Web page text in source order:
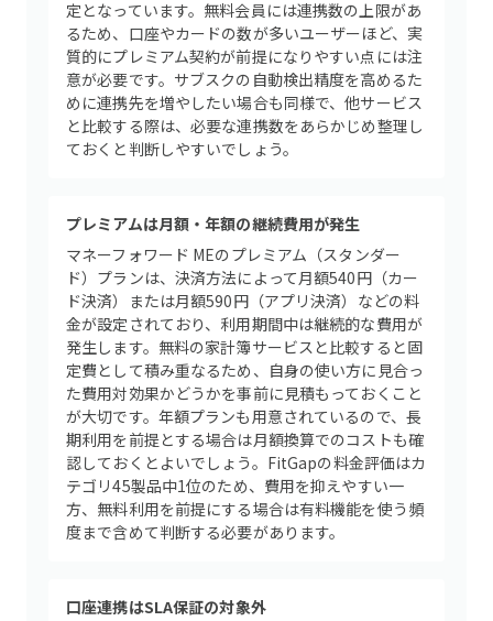
定となっています。無料会員には連携数の上限があ
るため、口座やカードの数が多いユーザーほど、実
質的にプレミアム契約が前提になりやすい点には注
意が必要です。サブスクの自動検出精度を高めるた
めに連携先を増やしたい場合も同様で、他サービス
と比較する際は、必要な連携数をあらかじめ整理し
ておくと判断しやすいでしょう。
プレミアムは月額・年額の継続費用が発生
マネーフォワード MEのプレミアム（スタンダー
ド）プランは、決済方法によって月額540円（カー
ド決済）または月額590円（アプリ決済）などの料
金が設定されており、利用期間中は継続的な費用が
発生します。無料の家計簿サービスと比較すると固
定費として積み重なるため、自身の使い方に見合っ
た費用対効果かどうかを事前に見積もっておくこと
が大切です。年額プランも用意されているので、長
期利用を前提とする場合は月額換算でのコストも確
認しておくとよいでしょう。FitGapの料金評価はカ
テゴリ45製品中1位のため、費用を抑えやすい一
方、無料利用を前提にする場合は有料機能を使う頻
度まで含めて判断する必要があります。
口座連携はSLA保証の対象外